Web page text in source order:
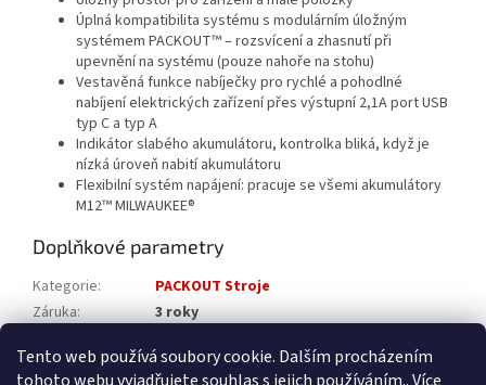
Tento web používá soubory cookie. Dalším procházením
Úplná kompatibilita systému s modulárním úložným
systémem PACKOUT™ – rozsvícení a zhasnutí při
upevnění na systému (pouze nahoře na stohu)
Vestavěná funkce nabíječky pro rychlé a pohodlné
nabíjení elektrických zařízení přes výstupní 2,1A port USB
typ C a typ A
Indikátor slabého akumulátoru, kontrolka bliká, když je
nízká úroveň nabití akumulátoru
Flexibilní systém napájení: pracuje se všemi akumulátory
M12™ MILWAUKEE®
Doplňkové parametry
Kategorie:
PACKOUT Stroje
Záruka:
3 roky